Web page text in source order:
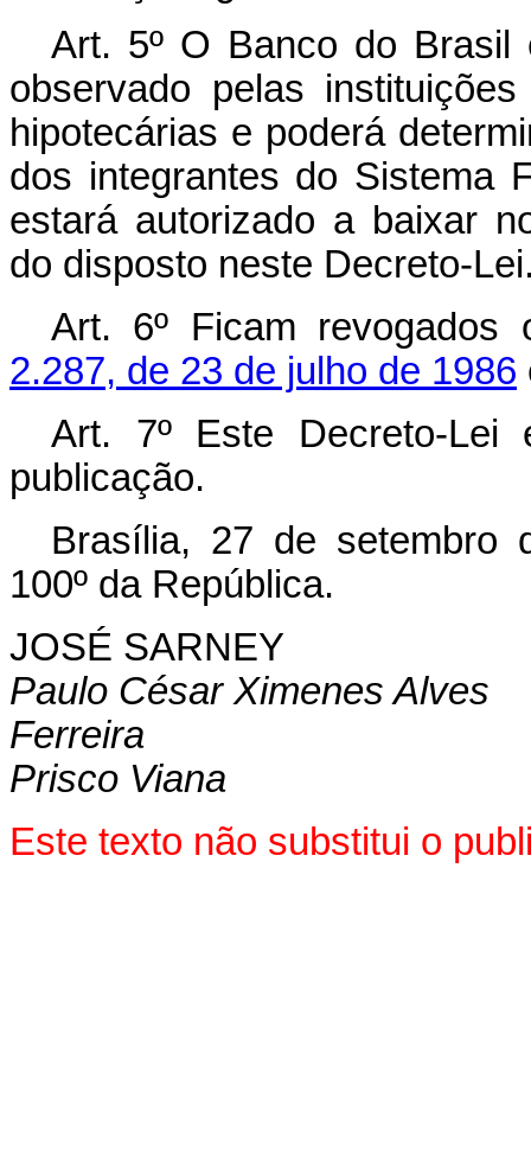
Art. 5º O Banco do
observado pelas
hipotecárias e poderá
dos integrantes do Sistema
estará autorizado a baixar
do disposto neste Decreto-
Art. 6º Ficam
2.287, de 23 de julho de 1986
Art. 7º Este Decreto-
publicação.
Brasília, 27 de setembro
100º da República.
JOSÉ SARNEY
Paulo César Ximenes Alves
Ferreira
Prisco Viana
Este texto não substitui o